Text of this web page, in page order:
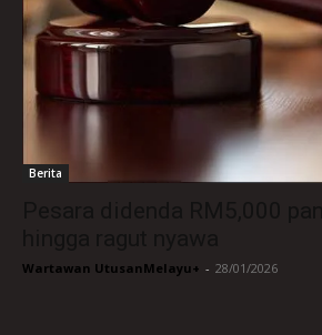
Berita
Wartawan UtusanMelayu+ - 28/01/2026